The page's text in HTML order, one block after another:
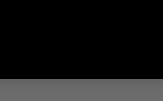
roll-on et/ou à spray
juste numéroté et sans